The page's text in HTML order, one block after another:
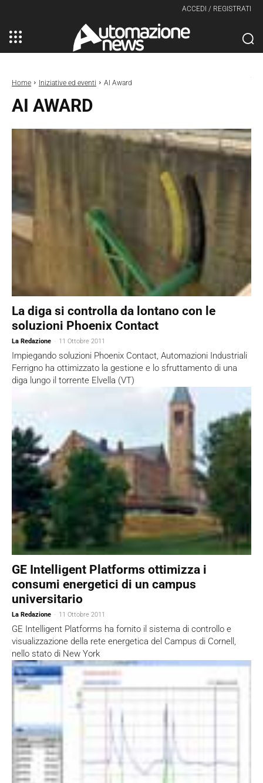
ACCEDI / REGISTRATI
Home Iniziative ed eventi AI Award
AI AWARD
La diga si controlla da lontano con le
soluzioni Phoenix Contact
La Redazione - 11 Ottobre 2011
Impiegando soluzioni Phoenix Contact, Automazioni Industriali
Ferrigno ha ottimizzato la gestione e lo sfruttamento di una
diga lungo il torrente Elvella (VT)
GE Intelligent Platforms ottimizza i
consumi energetici di un campus
universitario
La Redazione - 11 Ottobre 2011
GE Intelligent Platforms ha fornito il sistema di controllo e
visualizzazione della rete energetica del Campus di Cornell,
nello stato di New York